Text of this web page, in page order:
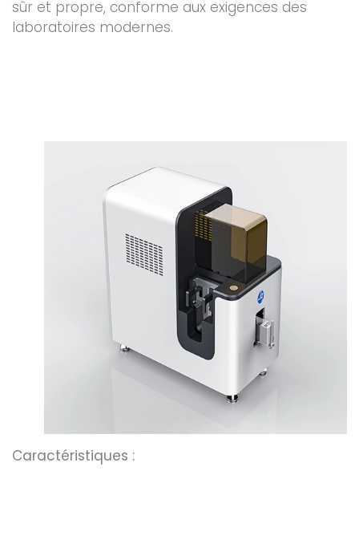
sûr et propre, conforme aux exigences des
laboratoires modernes.
Caractéristiques :